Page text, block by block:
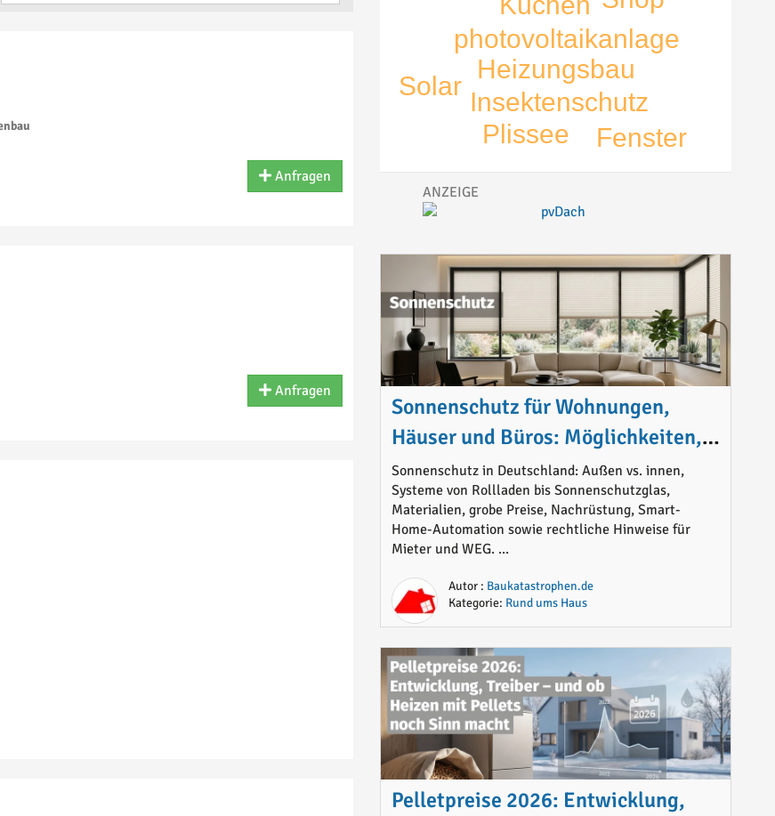
Anfragen
Anfragen
Heizungsbau
photovoltaikanlage
Insektenschutz
Plissee
Solar
Fenster
Sonnenschutz für Wohnungen,
Häuser und Büros: Möglichkeiten,
Materialien, Preise und sinnvolle
Lösungen im Überblick
Sonnenschutz in Deutschland: Außen vs. innen,
Systeme von Rollladen bis Sonnenschutzglas,
Materialien, grobe Preise, Nachrüstung, Smart-
Home-Automation sowie rechtliche Hinweise für
Mieter und WEG. ...
Autor : Baukatastrophen.de
Kategorie: Rund ums Haus
Pelletpreise 2026: Entwicklung,